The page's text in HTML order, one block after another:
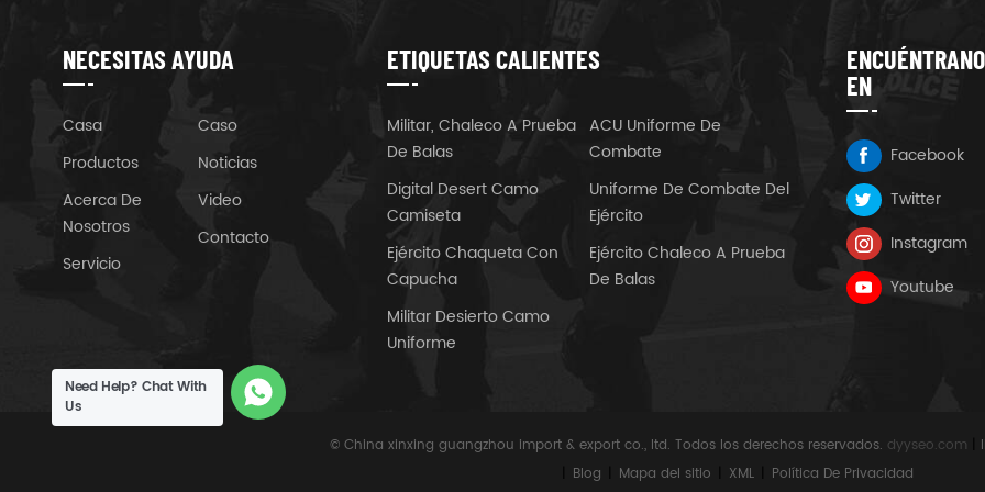
NECESITAS AYUDA
Casa
Productos
Acerca De
Nosotros
Servicio
Caso
Noticias
Video
Contacto
ETIQUETAS CALIENTES
Militar, Chaleco A Prueba
De Balas
Digital Desert Camo
Camiseta
Ejército Chaqueta Con
Capucha
Militar Desierto Camo
Uniforme
ACU Uniforme De
Combate
Uniforme De Combate Del
Ejército
Ejército Chaleco A Prueba
De Balas
EN
Facebook
Twitter
Instagram
Youtube
© China xinxing guangzhou import & export co., ltd. Todos los derechos reservados. dyyseo.com
Blog Mapa del sitio XML Política De Privacidad
Need Help? Chat With
Us